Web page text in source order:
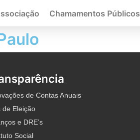
Chamamentos Públicos
de Contas Anuais
de Eleição
e DRE’s
Social